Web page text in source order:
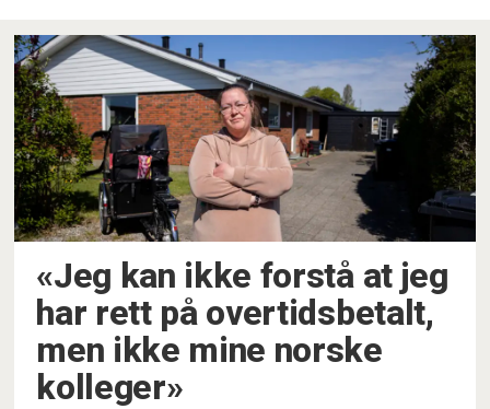
«Jeg kan ikke forstå at jeg
har rett på overtidsbetalt,
men ikke mine norske
kolleger»